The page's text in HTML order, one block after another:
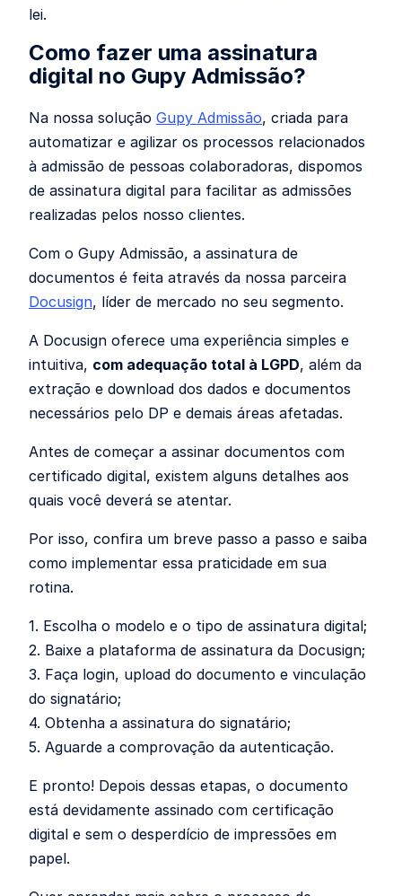
lei.
Como fazer uma assinatura
digital no Gupy Admissão?
Na nossa solução Gupy Admissão, criada para
automatizar e agilizar os processos relacionados
à admissão de pessoas colaboradoras, dispomos
de assinatura digital para facilitar as admissões
realizadas pelos nosso clientes.
Com o Gupy Admissão, a assinatura de
documentos é feita através da nossa parceira
Docusign, líder de mercado no seu segmento.
A Docusign oferece uma experiência simples e
intuitiva, com adequação total à LGPD, além da
extração e download dos dados e documentos
necessários pelo DP e demais áreas afetadas.
Antes de começar a assinar documentos com
certificado digital, existem alguns detalhes aos
quais você deverá se atentar.
Por isso, confira um breve passo a passo e saiba
como implementar essa praticidade em sua
rotina.
1. Escolha o modelo e o tipo de assinatura digital;
2. Baixe a plataforma de assinatura da Docusign;
3. Faça login, upload do documento e vinculação
do signatário;
4. Obtenha a assinatura do signatário;
5. Aguarde a comprovação da autenticação.
E pronto! Depois dessas etapas, o documento
está devidamente assinado com certificação
digital e sem o desperdício de impressões em
papel.